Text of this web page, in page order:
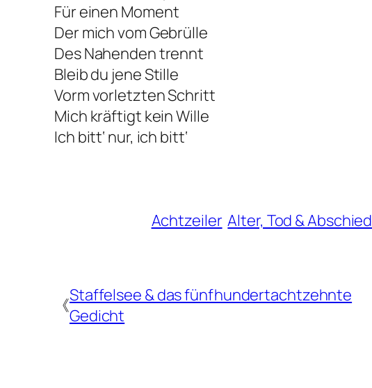
Für einen Moment
Der mich vom Gebrülle
Des Nahenden trennt
Bleib du jene Stille
Vorm vorletzten Schritt
Mich kräftigt kein Wille
Ich bitt‘ nur, ich bitt‘
Achtzeiler Alter, Tod & Abschied
《Staffelsee & das fünfhundertachtzehnte
Gedicht